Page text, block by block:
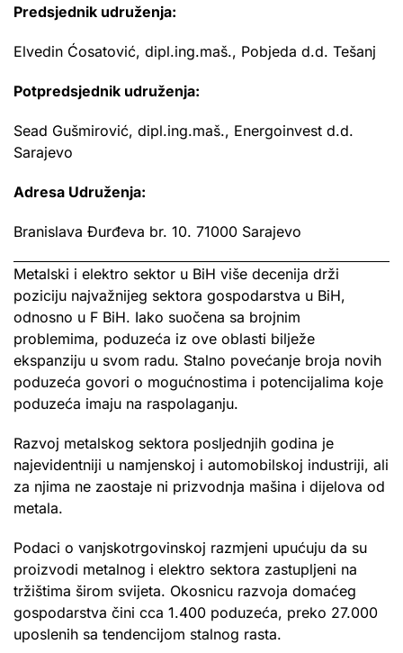
Predsjednik udruženja:
Elvedin Ćosatović, dipl.ing.maš., Pobjeda d.d. Tešanj
Potpredsjednik udruženja:
Sead Gušmirović, dipl.ing.maš., Energoinvest d.d.
Sarajevo
Adresa Udruženja:
Branislava Đurđeva br. 10. 71000 Sarajevo
Metalski i elektro sektor u BiH više decenija drži
poziciju najvažnijeg sektora gospodarstva u BiH,
odnosno u F BiH. Iako suočena sa brojnim
problemima, poduzeća iz ove oblasti bilježe
ekspanziju u svom radu. Stalno povećanje broja novih
poduzeća govori o mogućnostima i potencijalima koje
poduzeća imaju na raspolaganju.
Razvoj metalskog sektora posljednjih godina je
najevidentniji u namjenskoj i automobilskoj industriji, ali
za njima ne zaostaje ni prizvodnja mašina i dijelova od
metala.
Podaci o vanjskotrgovinskoj razmjeni upućuju da su
proizvodi metalnog i elektro sektora zastupljeni na
tržištima širom svijeta. Okosnicu razvoja domaćeg
gospodarstva čini cca 1.400 poduzeća, preko 27.000
uposlenih sa tendencijom stalnog rasta.